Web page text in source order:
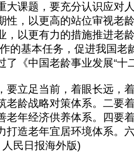
大课题，要充分认识应对
性，以更高的站位审视老
，以更有力的措施推进老
的基本任务，促进我国老
了《中国老龄事业发展“十
立足当前，着眼长远，着
老龄战略对策体系。二要
老年经济供养体系。四要
打造老年宜居环境体系。
民日报海外版)